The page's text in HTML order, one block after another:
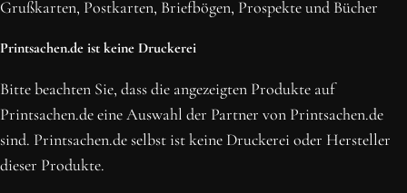
Grußkarten, Postkarten, Briefbögen, Prospekte und Bücher
Printsachen.de ist keine Druckerei
Bitte beachten Sie, dass die angezeigten Produkte auf
Printsachen.de eine Auswahl der Partner von Printsachen.de
sind. Printsachen.de selbst ist keine Druckerei oder Hersteller
dieser Produkte.